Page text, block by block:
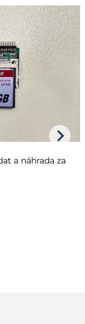
a náhrada za